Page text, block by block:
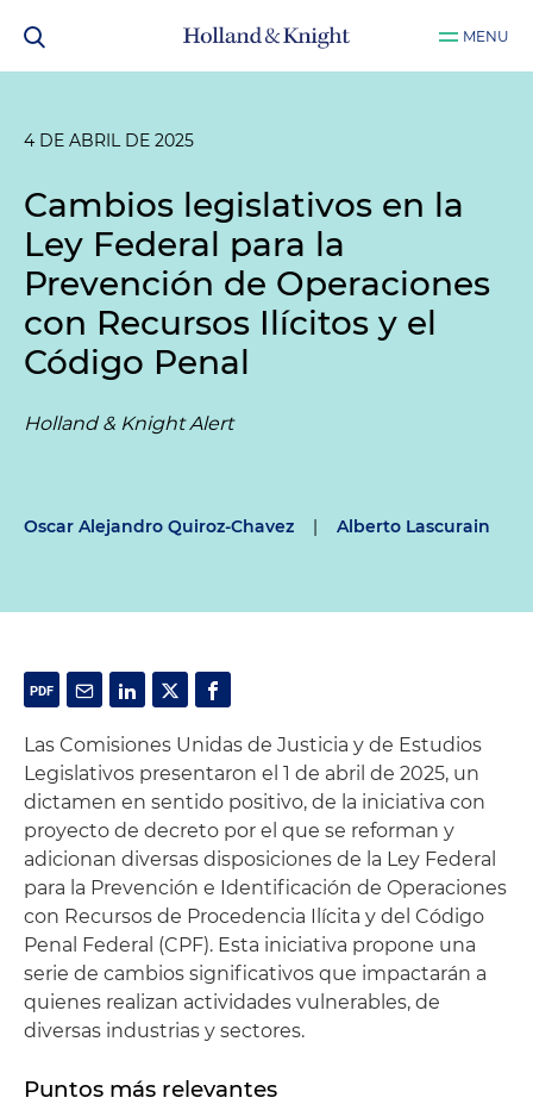
MENU
4 DE ABRIL DE 2025
Cambios legislativos en la
Ley Federal para la
Prevención de Operaciones
con Recursos Ilícitos y el
Código Penal
Holland & Knight Alert
Oscar Alejandro Quiroz-Chavez | Alberto Lascurain
Las Comisiones Unidas de Justicia y de Estudios
Legislativos presentaron el 1 de abril de 2025, un
dictamen en sentido positivo, de la iniciativa con
proyecto de decreto por el que se reforman y
adicionan diversas disposiciones de la Ley Federal
para la Prevención e Identificación de Operaciones
con Recursos de Procedencia Ilícita y del Código
Penal Federal (CPF). Esta iniciativa propone una
serie de cambios significativos que impactarán a
quienes realizan actividades vulnerables, de
diversas industrias y sectores.
Puntos más relevantes